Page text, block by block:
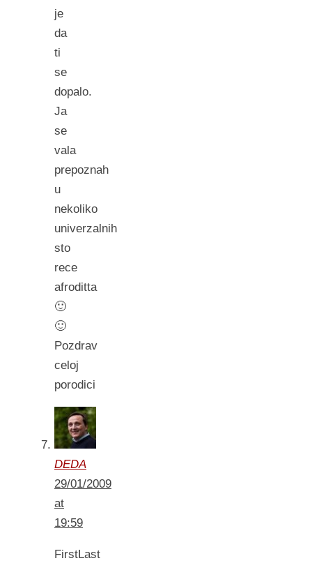
je
da
ti
se
dopalo.
Ja
se
vala
prepoznah
u
nekoliko
univerzalnih
sto
rece
afroditta
🙂
🙂
Pozdrav
celoj
porodici
DEDA
29/01/2009
at
19:59
FirstLast